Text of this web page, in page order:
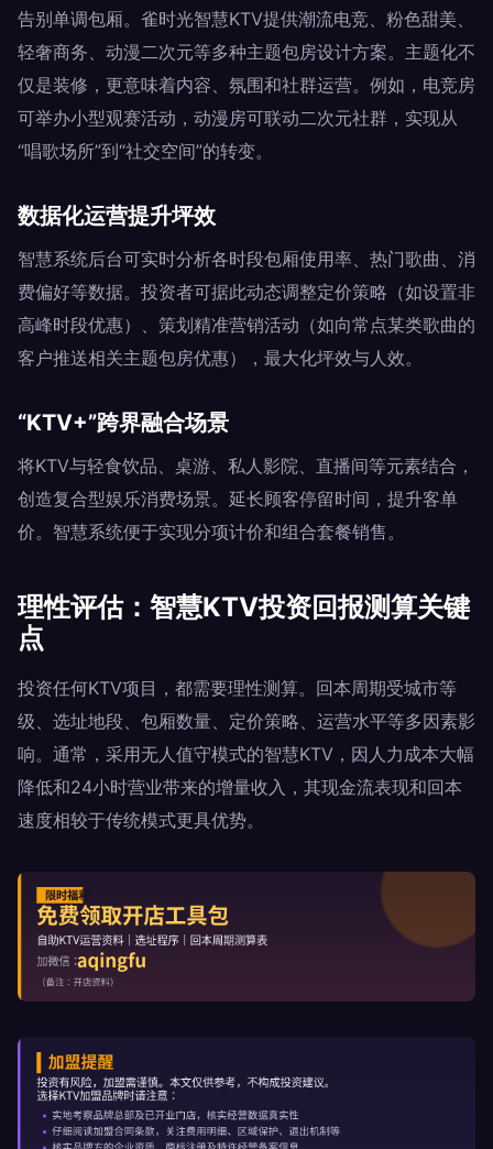
告别单调包厢。雀时光智慧KTV提供潮流电竞、粉色甜美、
轻奢商务、动漫二次元等多种主题包房设计方案。主题化不
仅是装修，更意味着内容、氛围和社群运营。例如，电竞房
可举办小型观赛活动，动漫房可联动二次元社群，实现从
“唱歌场所”到“社交空间”的转变。
数据化运营提升坪效
智慧系统后台可实时分析各时段包厢使用率、热门歌曲、消
费偏好等数据。投资者可据此动态调整定价策略（如设置非
高峰时段优惠）、策划精准营销活动（如向常点某类歌曲的
客户推送相关主题包房优惠），最大化坪效与人效。
“KTV+”跨界融合场景
将KTV与轻食饮品、桌游、私人影院、直播间等元素结合，
创造复合型娱乐消费场景。延长顾客停留时间，提升客单
价。智慧系统便于实现分项计价和组合套餐销售。
理性评估：智慧KTV投资回报测算关键
点
投资任何KTV项目，都需要理性测算。回本周期受城市等
级、选址地段、包厢数量、定价策略、运营水平等多因素影
响。通常，采用无人值守模式的智慧KTV，因人力成本大幅
降低和24小时营业带来的增量收入，其现金流表现和回本
速度相较于传统模式更具优势。